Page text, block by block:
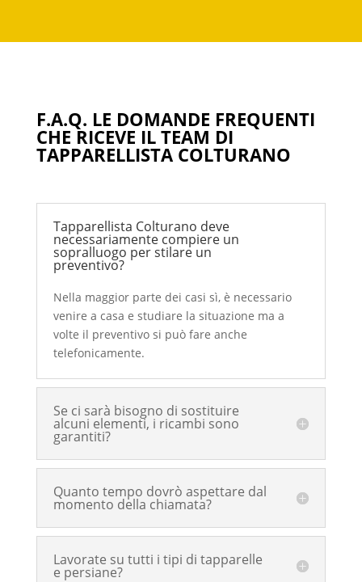
F.A.Q. LE DOMANDE FREQUENTI
CHE RICEVE IL TEAM DI
TAPPARELLISTA COLTURANO
Tapparellista Colturano deve
necessariamente compiere un
sopralluogo per stilare un
preventivo?
Nella maggior parte dei casi sì, è necessario
venire a casa e studiare la situazione ma a
volte il preventivo si può fare anche
telefonicamente.
Se ci sarà bisogno di sostituire
alcuni elementi, i ricambi sono
garantiti?
Quanto tempo dovrò aspettare dal
momento della chiamata?
Lavorate su tutti i tipi di tapparelle
e persiane?